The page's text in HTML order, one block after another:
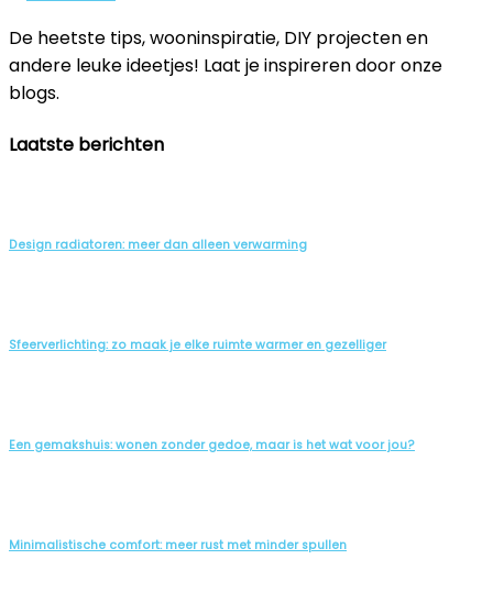
De heetste tips, wooninspiratie, DIY projecten en
andere leuke ideetjes! Laat je inspireren door onze
blogs.
Laatste berichten
Design radiatoren: meer dan alleen verwarming
Sfeerverlichting: zo maak je elke ruimte warmer en gezelliger
Een gemakshuis: wonen zonder gedoe, maar is het wat voor jou?
Minimalistische comfort: meer rust met minder spullen